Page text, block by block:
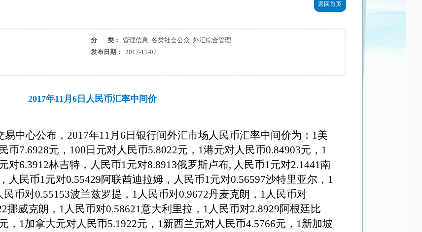
返回首页
分 类：
管理信息 各类社会公众 外汇综合管理
发布日期：
2017-11-07
2017年11月6日人民币汇率中间价
易中心公布，2017年11月 6 日银行间外汇市场人民币汇率中间价为：1美
币7.6928元，100日元对人民币5.8022元 ，1港元对人民币0.84903元 ，1
对6.3912林吉特，人民币1元对8.8913俄罗斯卢布, 人民币1元对2.1441南
人民币1元对0.55429阿联酋迪拉姆，人民币1元对0.56597沙特里亚尔，1
币对0.55153波兰兹罗提，1人民币对0.9672丹麦克朗，1人民币对
挪威克朗，1人民币对0.58621意大利里拉，1人民币对2.8929阿根廷比
，1加拿大元对人民币5.1922元，1新西兰元对人民币4.5766元，1新加坡